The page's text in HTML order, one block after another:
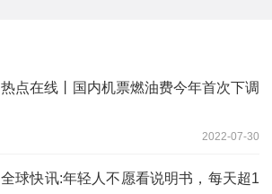
热点在线丨国内机票燃油费今年首次下调
2022-07-30
全球快讯:年轻人不愿看说明书，每天超1